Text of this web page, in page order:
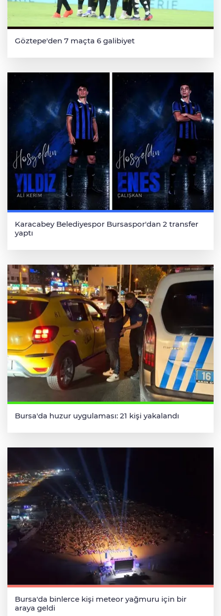
Göztepe'den 7 maçta 6 galibiyet
Karacabey Belediyespor Bursaspor'dan 2 transfer
yaptı
Bursa'da huzur uygulaması: 21 kişi yakalandı
Bursa'da binlerce kişi meteor yağmuru için bir
araya geldi